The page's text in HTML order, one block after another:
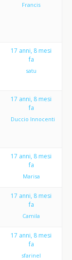
Francis
17 anni, 8 mesi
fa
satu
17 anni, 8 mesi
fa
Duccio Innocenti
17 anni, 8 mesi
fa
Marisa
17 anni, 8 mesi
fa
Camila
17 anni, 8 mesi
fa
sfarinel